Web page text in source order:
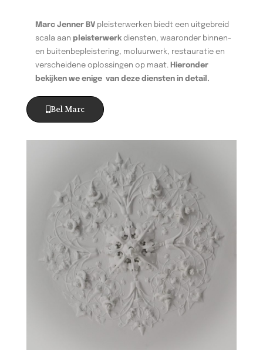
Marc Jenner BV pleisterwerken biedt een uitgebreid
scala aan pleisterwerk diensten, waaronder binnen-
en buitenbepleistering, moluurwerk, restauratie en
verscheidene oplossingen op maat. Hieronder
bekijken we enige van deze diensten in detail.
Bel Marc